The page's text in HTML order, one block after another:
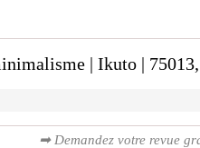
| Ikuto |
➡ Demandez votre revue